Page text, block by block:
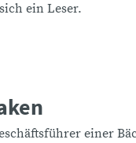
ein Leser.
einer